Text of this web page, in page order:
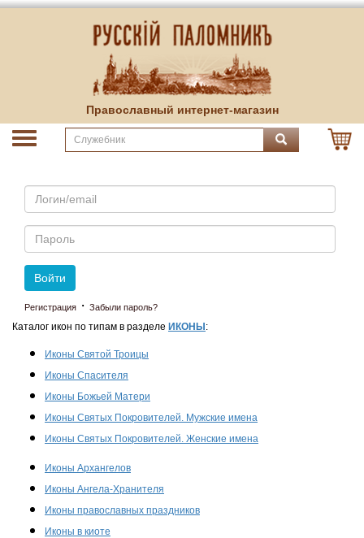
Православный интернет-магазин
Email
Пароль
Войти
Регистрация · Забыли пароль?
Каталог икон по типам в разделе ИКОНЫ :
Иконы Святой Троицы
Иконы Спасителя
Иконы Божьей Матери
Иконы Святых Покровителей. Мужские имена
Иконы Святых Покровителей. Женские имена
Иконы Архангелов
Иконы Ангела-Хранителя
Иконы православных праздников
Иконы в киоте